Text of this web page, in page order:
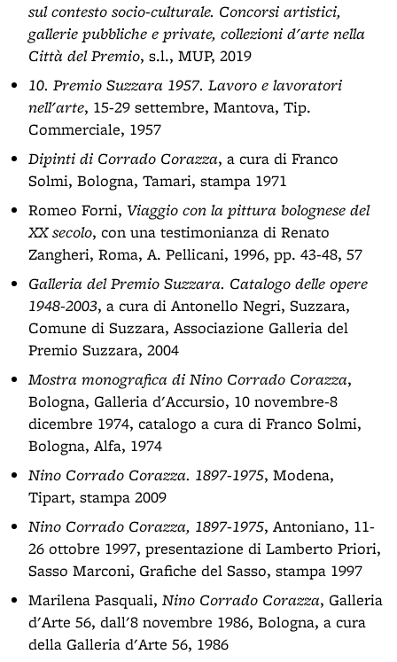
sul contesto socio-culturale. Concorsi artistici,
gallerie pubbliche e private, collezioni d'arte nella
Città del Premio, s.l., MUP, 2019
10. Premio Suzzara 1957. Lavoro e lavoratori
nell'arte, 15-29 settembre, Mantova, Tip.
Commerciale, 1957
Dipinti di Corrado Corazza, a cura di Franco
Solmi, Bologna, Tamari, stampa 1971
Romeo Forni, Viaggio con la pittura bolognese del
XX secolo, con una testimonianza di Renato
Zangheri, Roma, A. Pellicani, 1996, pp. 43-48, 57
Galleria del Premio Suzzara. Catalogo delle opere
1948-2003, a cura di Antonello Negri, Suzzara,
Comune di Suzzara, Associazione Galleria del
Premio Suzzara, 2004
Mostra monografica di Nino Corrado Corazza,
Bologna, Galleria d'Accursio, 10 novembre-8
dicembre 1974, catalogo a cura di Franco Solmi,
Bologna, Alfa, 1974
Nino Corrado Corazza. 1897-1975, Modena,
Tipart, stampa 2009
Nino Corrado Corazza, 1897-1975, Antoniano, 11-
26 ottobre 1997, presentazione di Lamberto Priori,
Sasso Marconi, Grafiche del Sasso, stampa 1997
Marilena Pasquali, Nino Corrado Corazza, Galleria
d'Arte 56, dall'8 novembre 1986, Bologna, a cura
della Galleria d'Arte 56, 1986